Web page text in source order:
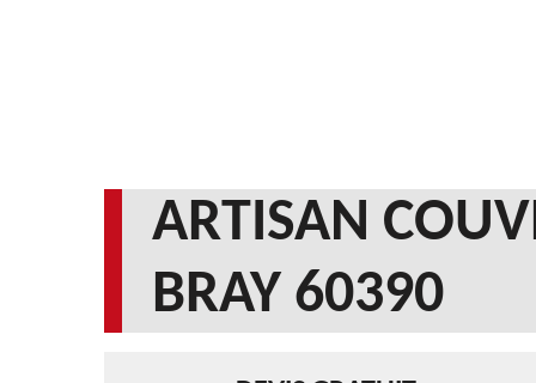
ARTISAN
BRAY 60390